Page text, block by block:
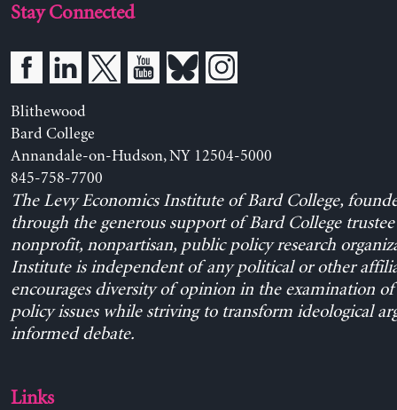
Stay Connected
Blithewood
Bard College
Annandale-on-Hudson, NY 12504-5000
845-758-7700
The Levy Economics Institute of Bard College,
through the generous support of Bard College trustee
nonprofit, nonpartisan, public policy research
Institute is independent of any political or other
encourages diversity of opinion in the examination
policy issues while striving to transform ideological
informed debate.
Links